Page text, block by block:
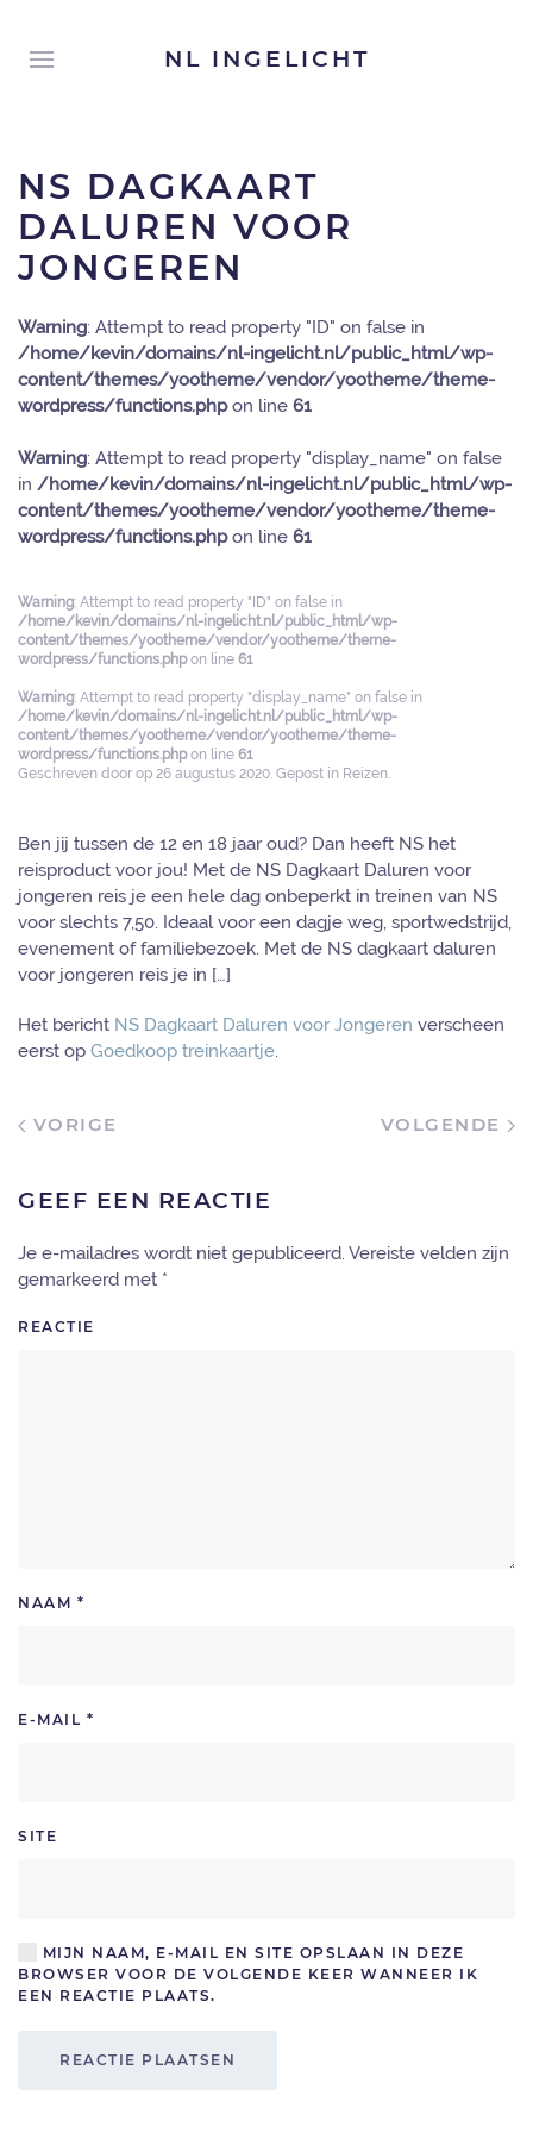
NL INGELICHT
NS DAGKAART
DALUREN VOOR
JONGEREN
Warning: Attempt to read property "ID" on false in
/home/kevin/domains/nl-ingelicht.nl/public_html/wp-
content/themes/yootheme/vendor/yootheme/theme-
wordpress/functions.phpon line 61
Warning: Attempt to read property "display_name" on false
in /home/kevin/domains/nl-ingelicht.nl/public_html/wp-
content/themes/yootheme/vendor/yootheme/theme-
wordpress/functions.phpon line 61
Warning: Attempt to read property "ID" on false in
/home/kevin/domains/nl-ingelicht.nl/public_html/wp-
content/themes/yootheme/vendor/yootheme/theme-
wordpress/functions.phpon line 61
Warning: Attempt to read property "display_name" on false in
/home/kevin/domains/nl-ingelicht.nl/public_html/wp-
content/themes/yootheme/vendor/yootheme/theme-
wordpress/functions.phpon line 61
Geschreven door op 26 augustus 2020. Gepost in Reizen.
Ben jij tussen de 12 en 18 jaar oud? Dan heeft NS het
reisproduct voor jou! Met de NS Dagkaart Daluren voor
jongeren reis je een hele dag onbeperkt in treinen van NS
voor slechts 7,50. Ideaal voor een dagje weg, sportwedstrijd,
evenement of familiebezoek. Met de NS dagkaart daluren
voor jongeren reis je in […]
Het bericht NS Dagkaart Daluren voor Jongeren verscheen
eerst op Goedkoop treinkaartje.
VORIGE VOLGENDE
GEEF EEN REACTIE
Je e-mailadres wordt niet gepubliceerd. Vereiste velden zijn
gemarkeerd met *
REACTIE
NAAM *
E-MAIL *
SITE
MIJN NAAM, E-MAIL EN SITE OPSLAAN IN DEZE
BROWSER VOOR DE VOLGENDE KEER WANNEER IK
EEN REACTIE PLAATS.
REACTIE PLAATSEN